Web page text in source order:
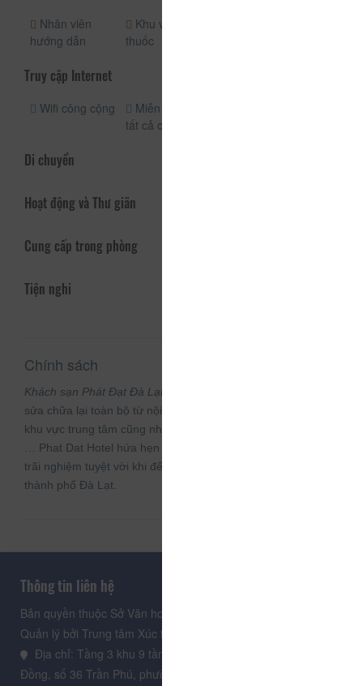
Nhân viên
hướng dẫn
Khu vực hút
thuốc
Truy cập Internet
Wifi công cộng
Miễn phí wifi
tất cả các phòng
Di chuyển
Hoạt động và Thư giãn
Cung cấp trong phòng
Tiện nghi
Chính sách
Khách sạn Phát Đạt Đà Lạt
sửa chữa lại toàn bộ từ nội thất đến phòng ốc. Với vị trí gần
khu vực trung tâm cũng như
Phat Dat Hotel hứa hẹn sẽ đem đến cho du khách nhiều
trãi nghiệm tuyệt vời khi đến tham quan và nghỉ dưỡng tại
thành phố Đà Lạt.
Thông tin liên hệ
Bản quyền thuộc Sở Văn hoá, Thể thao và Du lịch Lâm Đồng.
Quản lý bởi Trung tâm Xúc tiến Du lịch Lâm Đồng
Địa chỉ: Tầng 3 khu 9 tầng, Trung tâm Hành chính tỉnh Lâm
Đồng, số 36 Trần Phú, phường Xuân Hương - Đà Lạt, tỉnh